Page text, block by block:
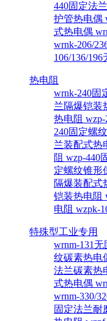
440固定法
护管热电偶
式热电偶
wrnk-206/
106/136/
热电阻
wrnk-240固
兰隔爆铠装
热电阻
240固定螺
兰装配式热
阻 wzp-440
定螺纹锥形
隔爆装配式
铠装热电阻
电阻 wzpk-
特殊型工业专用
wrnm-131
纹碳素热电
法兰碳素热
式热电偶
wrnm-330/
固定法兰耐